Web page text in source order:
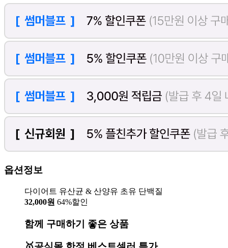
옵션정보
다이어트 유산균 & 산양유 초유 단백질
32,000원 64%할인
함께 구매하기 좋은 상품